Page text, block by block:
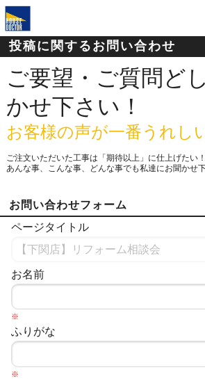
投稿に関するお問い合わせ
ご要望・ご質問ど
かせ下さい！
お客様の声が一番うれし
ご注文いただいた工事は「期待以上」に仕上げたい！
あんな事、こんな事、どんな事でも私達にお聞かせ
お問い合わせフォーム
ページタイトル
お名前
※
ふりがな
※